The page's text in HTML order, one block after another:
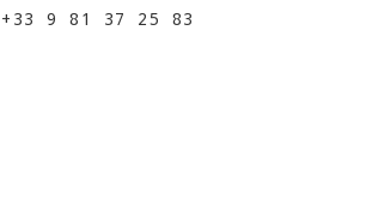
+33 9 81 37 25 83